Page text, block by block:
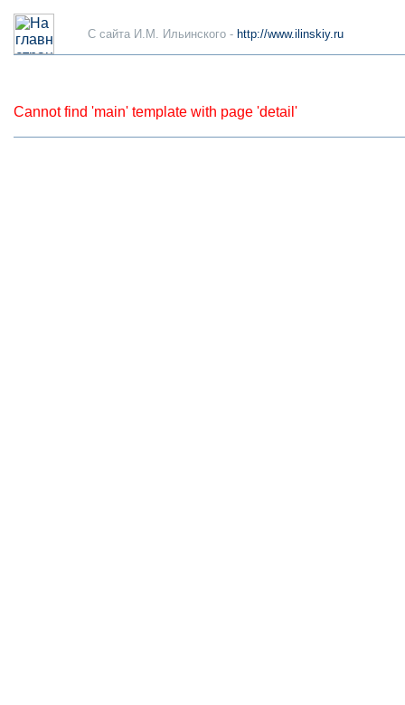
C сайта И.М. Ильинского - http://www.ilinskiy.ru
Cannot find 'main' template with page 'detail'